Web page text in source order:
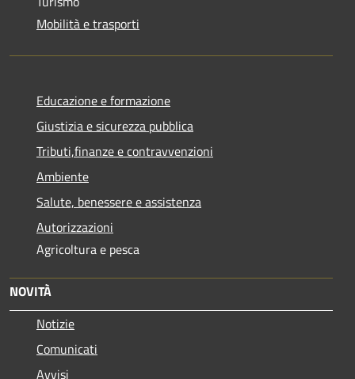
Mobilità e trasporti
Educazione e formazione
Giustizia e sicurezza pubblica
Tributi,finanze e contravvenzioni
Ambiente
Salute, benessere e assistenza
Autorizzazioni
Agricoltura e pesca
NOVITÀ
Notizie
Comunicati
Avvisi